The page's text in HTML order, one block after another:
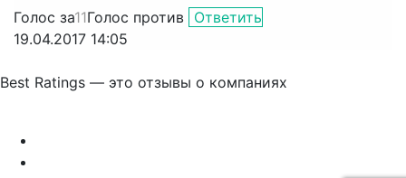
Голос за11Голос против Ответить
19.04.2017 14:05
Best Ratings — это отзывы о компаниях